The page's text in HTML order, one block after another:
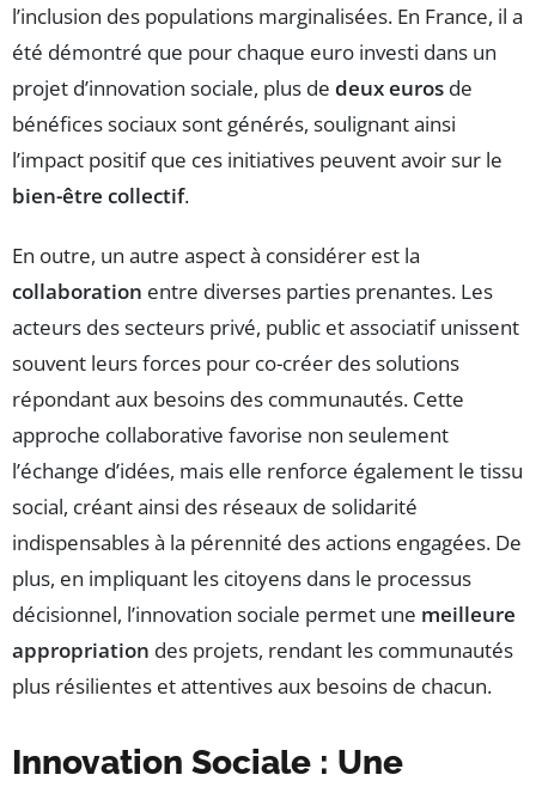
l’inclusion des populations marginalisées. En France, il a
été démontré que pour chaque euro investi dans un
projet d’innovation sociale, plus de deux euros de
bénéfices sociaux sont générés, soulignant ainsi
l’impact positif que ces initiatives peuvent avoir sur le
bien-être collectif.
En outre, un autre aspect à considérer est la
collaboration entre diverses parties prenantes. Les
acteurs des secteurs privé, public et associatif unissent
souvent leurs forces pour co-créer des solutions
répondant aux besoins des communautés. Cette
approche collaborative favorise non seulement
l’échange d’idées, mais elle renforce également le tissu
social, créant ainsi des réseaux de solidarité
indispensables à la pérennité des actions engagées. De
plus, en impliquant les citoyens dans le processus
décisionnel, l’innovation sociale permet une meilleure
appropriation des projets, rendant les communautés
plus résilientes et attentives aux besoins de chacun.
Innovation Sociale : Une